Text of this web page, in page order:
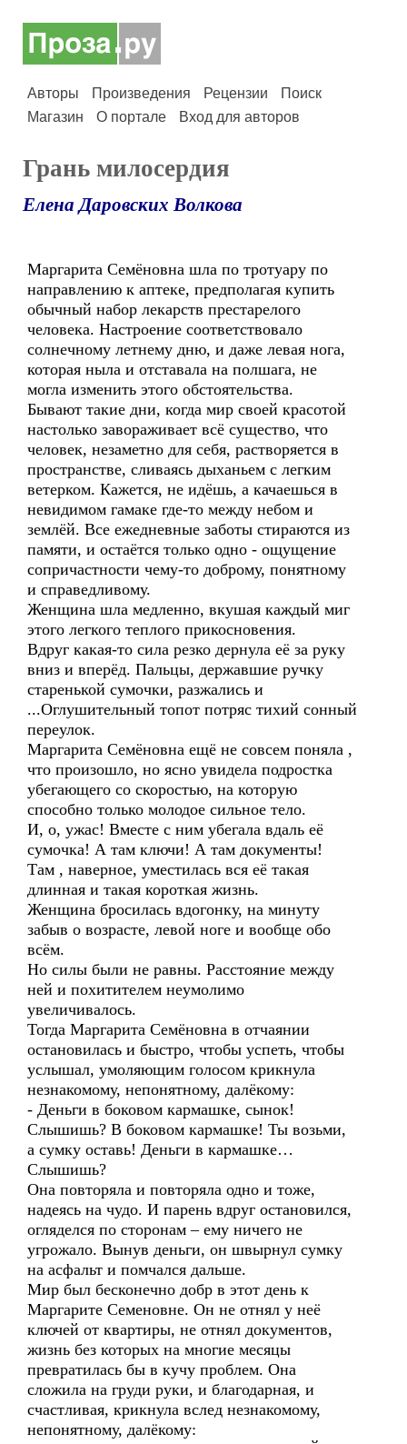
Авторы Произведения Рецензии
Поиск
Магазин
О портале Вход для авторов
Грань милосердия
Елена Даровских Волкова
Маргарита Семёновна шла по тротуару по
направлению к аптеке, предполагая купить
обычный набор лекарств престарелого
человека. Настроение соответствовало
солнечному летнему дню, и даже левая нога,
которая ныла и отставала на полшага, не
могла изменить этого обстоятельства.
Бывают такие дни, когда мир своей красотой
настолько завораживает всё существо, что
человек, незаметно для себя, растворяется в
пространстве, сливаясь дыханьем с легким
ветерком. Кажется, не идёшь, а качаешься в
невидимом гамаке где-то между небом и
землёй. Все ежедневные заботы стираются из
памяти, и остаётся только одно - ощущение
сопричастности чему-то доброму, понятному
и справедливому.
Женщина шла медленно, вкушая каждый миг
этого легкого теплого прикосновения.
Вдруг какая-то сила резко дернула её за руку
вниз и вперёд. Пальцы, державшие ручку
старенькой сумочки, разжались и
...Оглушительный топот потряс тихий сонный
переулок.
Маргарита Семёновна ещё не совсем поняла ,
что произошло, но ясно увидела подростка
убегающего со скоростью, на которую
способно только молодое сильное тело.
И, о, ужас! Вместе с ним убегала вдаль её
сумочка! А там ключи! А там документы!
Там , наверное, уместилась вся её такая
длинная и такая короткая жизнь.
Женщина бросилась вдогонку, на минуту
забыв о возрасте, левой ноге и вообще обо
всём.
Но силы были не равны. Расстояние между
ней и похитителем неумолимо
увеличивалось.
Тогда Маргарита Семёновна в отчаянии
остановилась и быстро, чтобы успеть, чтобы
услышал, умоляющим голосом крикнула
незнакомому, непонятному, далёкому:
- Деньги в боковом кармашке, сынок!
Слышишь? В боковом кармашке! Ты возьми,
а сумку оставь! Деньги в кармашке…
Слышишь?
Она повторяла и повторяла одно и тоже,
надеясь на чудо. И парень вдруг остановился,
огляделся по сторонам – ему ничего не
угрожало. Вынув деньги, он швырнул сумку
на асфальт и помчался дальше.
Мир был бесконечно добр в этот день к
Маргарите Семеновне. Он не отнял у неё
ключей от квартиры, не отнял документов,
жизнь без которых на многие месяцы
превратилась бы в кучу проблем. Она
сложила на груди руки, и благодарная, и
счастливая, крикнула вслед незнакомому,
непонятному, далёкому: